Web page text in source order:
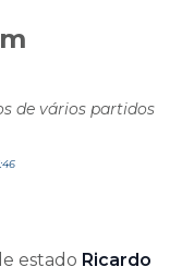
de vários partidos
estado Ricardo